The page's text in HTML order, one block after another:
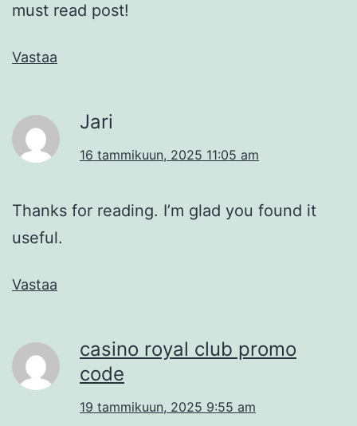
must read post!
Vastaa
Jari
16 tammikuun, 2025 11:05 am
Thanks for reading. I’m glad you found it
useful.
Vastaa
casino royal club promo
code
19 tammikuun, 2025 9:55 am